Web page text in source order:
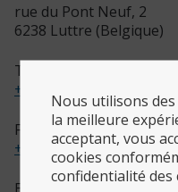
rue du Pont Neuf, 2
6238 Luttre (Belgique)
Téléphone
+32 (0)71/84 67 13
Fax
+32 (0)71/84 67 13
Nous utilisons
la meilleure
acceptant, vous
cookies
confidentialité des